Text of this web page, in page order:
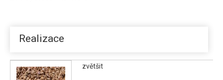
Realizace
zvětšit